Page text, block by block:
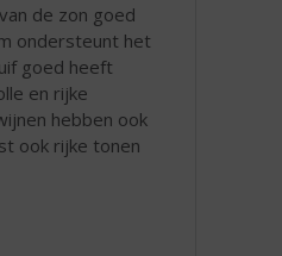
de zon goed
ondersteunt het
goed heeft
en rijke
hebben ook
ook rijke tonen